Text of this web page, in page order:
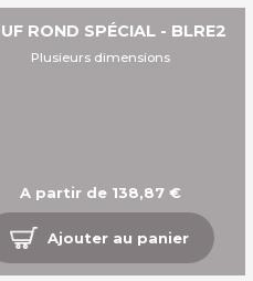
ROND SPÉCIAL - BLRE2
Plusieurs dimensions
A partir de 138,87 €
Ajouter au panier